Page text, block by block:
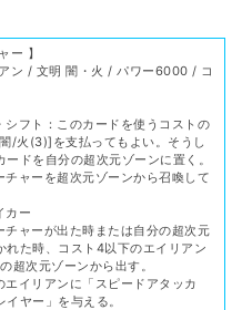
ー 】
ン / 文明 闇・火 / パワー6000 / コ
シフト：このカードを使うコストの
/火(3)]を支払ってもよい。そうし
ードを自分の超次元ゾーンに置く。
ャーを超次元ゾーンから召喚して
カー
チャーが出た時または自分の超次元
れた時、コスト4以下のエイリアン
超次元ゾーンから出す。
イリアンに「スピードアタッカ
イヤー」を与える。